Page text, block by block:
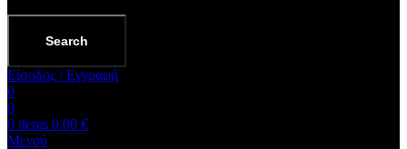
Search
Είσοδος / Εγγραφή
0
0
0 items 0.00 €
Μενού